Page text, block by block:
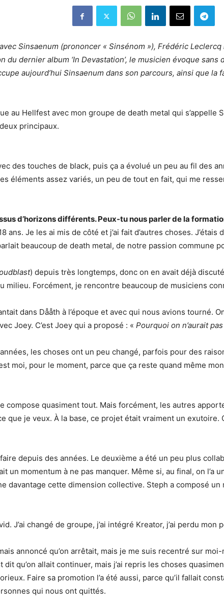
Sinsaenum (prononcer « Sinsénom »), Frédéric
dernier album ‘In Devastation’, le musicien évoque
aujourd’hui Sinsaenum dans son parcours, ainsi que la
au Hellfest avec mon groupe de death metal qui
principaux.
des touches de black, puis ça a évolué un peu au fil des
éléments assez variés, un peu de tout en fait, qui me
d’horizons différents. Peux-tu nous parler de la
ans. Je les ai mis de côté et j’ai fait d’autres choses.
beaucoup de death metal, de notre passion commune
) depuis très longtemps, donc on en avait déjà
milieu. Forcément, je rencontre beaucoup de musiciens
dans Dååth à l’époque et avec qui nous avions tourné.
Joey. C’est Joey qui a proposé : « Pourquoi on n’aurait
les choses ont un peu changé, parfois pour des
moi, pour le moment, parce que ça reste quand même
compose quasiment tout. Mais forcément, les autres
que je veux. À la base, ce projet était vraiment un exutoire.
depuis des années. Le deuxième a été un peu plus
un momentum à ne pas manquer. Même si, au final, on
davantage cette dimension collective. Steph a composé un
J’ai changé de groupe, j’ai intégré Kreator, j’ai perdu
annoncé qu’on arrêtait, mais je me suis recentré sur
dit qu’on allait continuer, mais j’ai repris les choses
Faire sa promotion l’a été aussi, parce qu’il fallait
qui nous ont quittés.